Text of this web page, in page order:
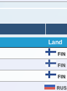
Land
FIN
FIN
FIN
RUS